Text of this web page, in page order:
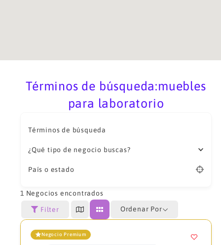
Términos de búsqueda:muebles
para laboratorio
Términos de búsqueda
¿Qué tipo de negocio buscas?
País o estado
1 Negocios encontrados
Filter Ordenar Por
Negocio Premium